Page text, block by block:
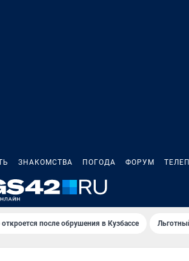
ЗНАКОМСТВА ПОГОДА ФОРУМ
откроется после обрушения в Кузбассе